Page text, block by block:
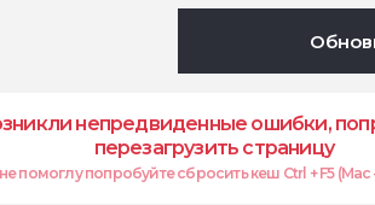
непредвиденные ошибки,
перезагрузить страницу
помоглу попробуйте сбросить кеш Ctrl + F5 (Mac